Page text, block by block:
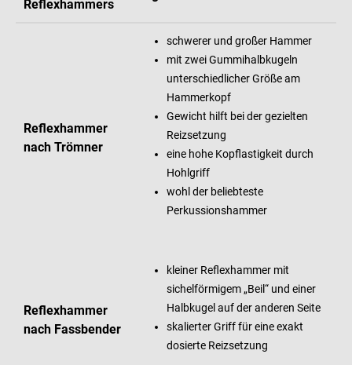
Reflexhammers
Reflexhammer
nach Trömner
schwerer und großer Hammer
mit zwei Gummihalbkugeln
unterschiedlicher Größe am
Hammerkopf
Gewicht hilft bei der gezielten
Reizsetzung
eine hohe Kopflastigkeit durch
Hohlgriff
wohl der beliebteste
Perkussionshammer
Reflexhammer
nach Fassbender
kleiner Reflexhammer mit
sichelförmigem „Beil“ und einer
Halbkugel auf der anderen Seite
skalierter Griff für eine exakt
dosierte Reizsetzung